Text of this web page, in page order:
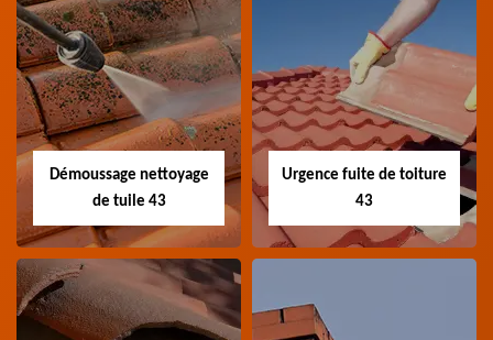
Bâchage de toiture
43
Entreprise bâchage de
toiture 43 Haute-Loire
Devis fuite de
toiture 43
Devis fuite de toiture 43
Haute-Loire
Démoussage nettoyage
de tuile 43
Urgence fuite de toiture
43